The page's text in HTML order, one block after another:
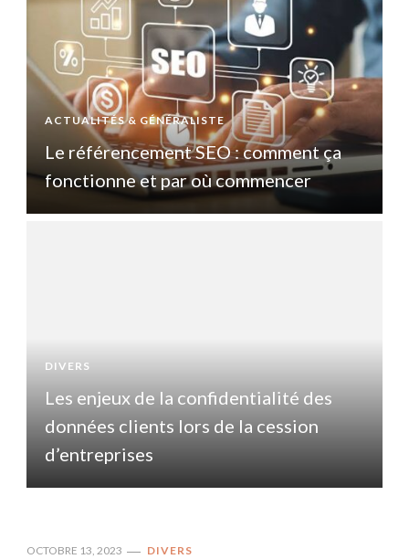
ACTUALITÉS & GÉNÉRALISTE
Le référencement SEO : comment ça
fonctionne et par où commencer
DIVERS
Les enjeux de la confidentialité des
données clients lors de la cession
d’entreprises
OCTOBRE 13, 2023 DIVERS